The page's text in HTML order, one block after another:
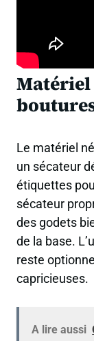
Le matériel
un sécateur
étiquettes
sécateur
des godets
de la base.
reste
capricieuses.
A lire aussi